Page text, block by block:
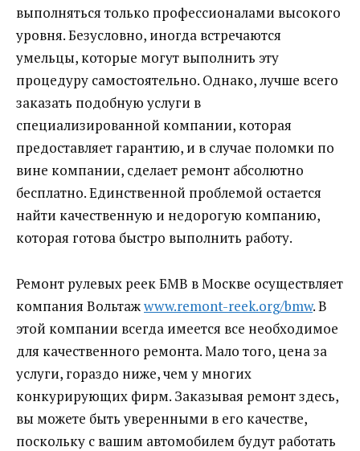
выполняться только профессионалами высокого
уровня. Безусловно, иногда встречаются
умельцы, которые могут выполнить эту
процедуру самостоятельно. Однако, лучше всего
заказать подобную услуги в
специализированной компании, которая
предоставляет гарантию, и в случае поломки по
вине компании, сделает ремонт абсолютно
бесплатно. Единственной проблемой остается
найти качественную и недорогую компанию,
которая готова быстро выполнить работу.
Ремонт рулевых реек БМВ в Москве осуществляет
компания Вольтажwww.remont-reek.org/bmw. В
этой компании всегда имеется все необходимое
для качественного ремонта. Мало того, цена за
услуги, гораздо ниже, чем у многих
конкурирующих фирм. Заказывая ремонт здесь,
вы можете быть уверенными в его качестве,
поскольку с вашим автомобилем будут работать